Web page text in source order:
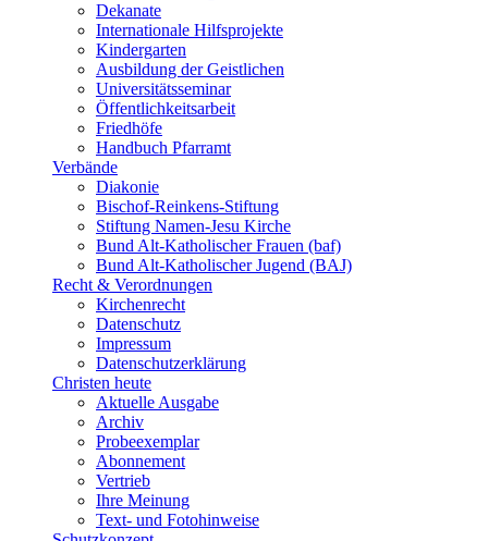
Dekanate
Internationale Hilfsprojekte
Kindergarten
Ausbildung der Geistlichen
Universitätsseminar
Öffentlichkeitsarbeit
Friedhöfe
Handbuch Pfarramt
Verbände
Diakonie
Bischof-Reinkens-Stiftung
Stiftung Namen-Jesu Kirche
Bund Alt-Katholischer Frauen (baf)
Bund Alt-Katholischer Jugend (BAJ)
Recht & Verordnungen
Kirchenrecht
Datenschutz
Impressum
Datenschutzerklärung
Christen heute
Aktuelle Ausgabe
Archiv
Probeexemplar
Abonnement
Vertrieb
Ihre Meinung
Text- und Fotohinweise